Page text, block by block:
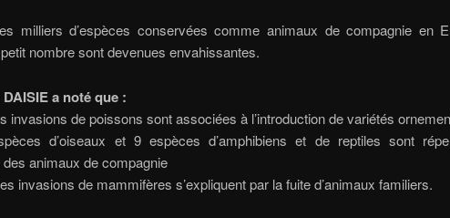
milliers d’espèces conservées comme animaux de compagnie en
nombre sont devenues envahissantes.
DAISIE a noté que :
invasions de poissons sont associées à l’introduction de variétés
d’oiseaux et 9 espèces d’amphibiens et de reptiles sont
animaux de compagnie
invasions de mammifères s’expliquent par la fuite d’animaux familiers.